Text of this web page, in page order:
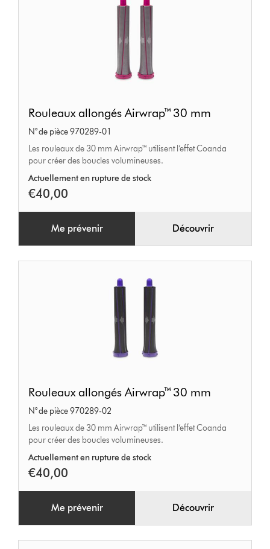
allongés
Airwrap™
30 mm
Rouleaux allongés Airwrap™ 30 mm
N° de pièce 970289-01
Les rouleaux de 30 mm Airwrap™ utilisent l’effet Coanda
pour créer des boucles volumineuses.
Actuellement en rupture de stock
€40,00
Me prévenir Découvrir
allongés
Airwrap™
30 mm
Rouleaux allongés Airwrap™ 30 mm
N° de pièce 970289-02
Les rouleaux de 30 mm Airwrap™ utilisent l’effet Coanda
pour créer des boucles volumineuses.
Actuellement en rupture de stock
€40,00
Me prévenir Découvrir